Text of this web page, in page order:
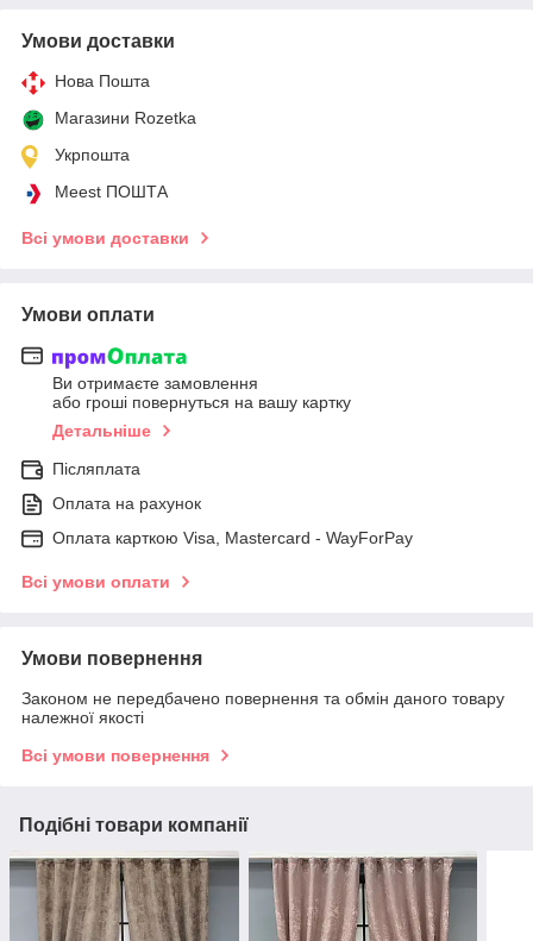
Умови доставки
Нова Пошта
Магазини Rozetka
Укрпошта
Meest ПОШТА
Всі умови доставки
Умови оплати
Ви отримаєте замовлення
або гроші повернуться на вашу картку
Детальніше
Післяплата
Оплата на рахунок
Оплата карткою Visa, Mastercard - WayForPay
Всі умови оплати
Умови повернення
Законом не передбачено повернення та обмін даного товару
належної якості
Всі умови повернення
Подібні товари компанії